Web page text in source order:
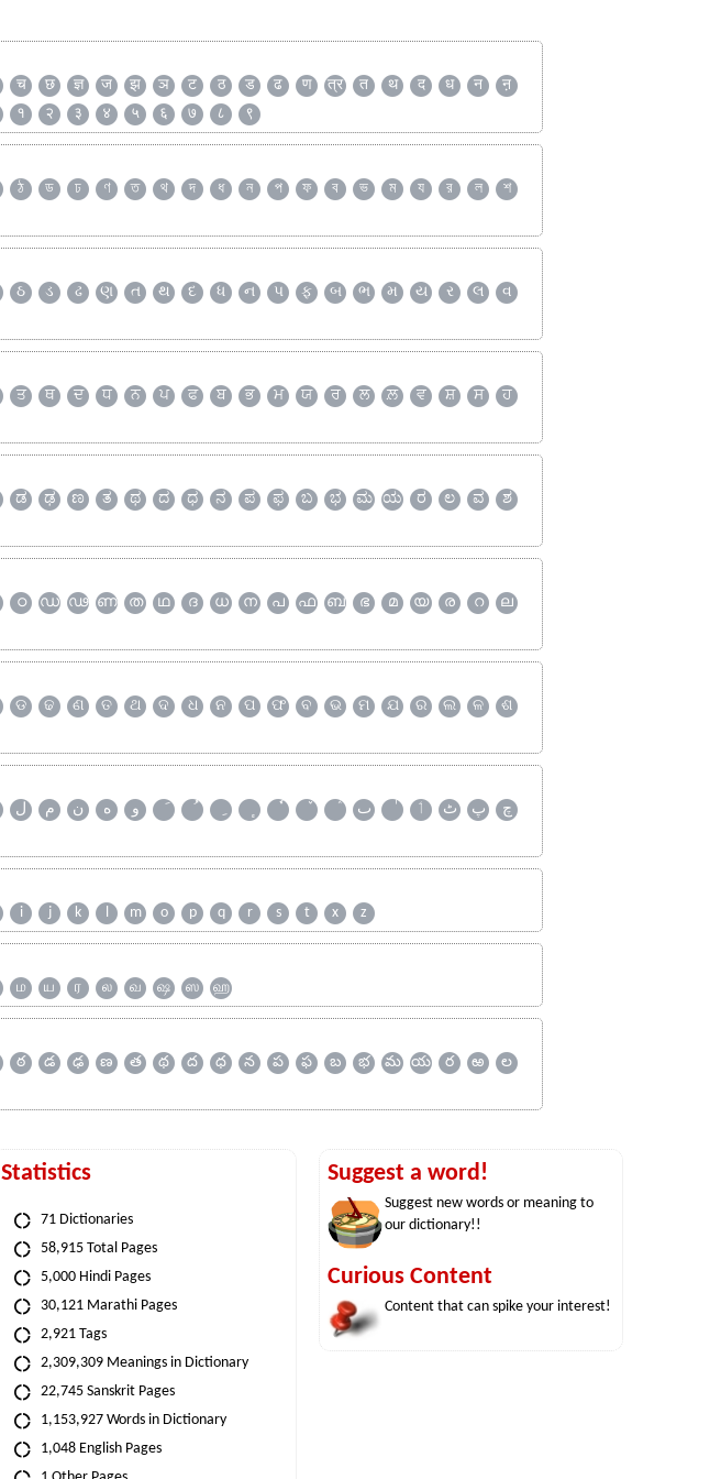
च छ ज्ञ ज झ ञ ट ठ ड ढ ण त्र त थ द ध न
ऩ
१ २ ३ ४ ५ ६ ७ ८ ९
ঠ ড ঢ ণ ত থ দ ধ ন প ফ ব ভ ম য র ল
শ
ઠ ડ ઢ ણ ત થ દ ધ ન પ ફ બ ભ મ ય ર લ
વ
ਤ ਥ ਦ ਧ ਨ ਪ ਫ ਬ ਭ ਮ ਯ ਰ ਲ ਲ਼ ਵ ਸ਼ ਸ
ਹ
ಡ ಢ ಣ ತ ಥ ದ ಧ ನ ಪ ಫ ಬ ಭ ಮ ಯ ರ ಲ ವ
ಶ
ഠ ഡ ഢ ണ ത ഥ ദ ധ ന പ ഫ ബ ഭ മ യ ര റ
ല
ଡ ଢ ଣ ତ ଥ ଦ ଧ ନ ପ ଫ ବ ଭ ମ ଯ ର ଲ ଳ
ଶ
ل م ن ه و ٮ ٲ ٹ پ
چ
i j k l m o p q r s t x z
ம ய ர ல வ ஷ ஸ ஹ
ఠ డ ఢ ణ త థ ద ధ న ప ఫ బ భ మ య ర ఱ
ల
Statistics
71 Dictionaries
58,915 Total Pages
5,000 Hindi Pages
30,121 Marathi Pages
2,921 Tags
2,309,309 Meanings in Dictionary
22,745 Sanskrit Pages
1,153,927 Words in Dictionary
1,048 English Pages
Suggest a word!
Suggest new words or meaning to
our dictionary!!
Curious Content
Content that can spike your interest!